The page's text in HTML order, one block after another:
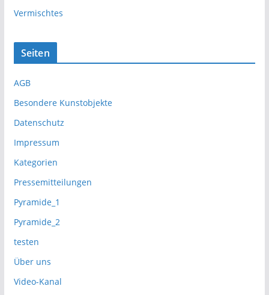
Vermischtes
Seiten
AGB
Besondere Kunstobjekte
Datenschutz
Impressum
Kategorien
Pressemitteilungen
Pyramide_1
Pyramide_2
testen
Über uns
Video-Kanal